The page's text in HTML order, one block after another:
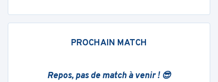
PROCHAIN MATCH
Repos, pas de match à venir ! 😎